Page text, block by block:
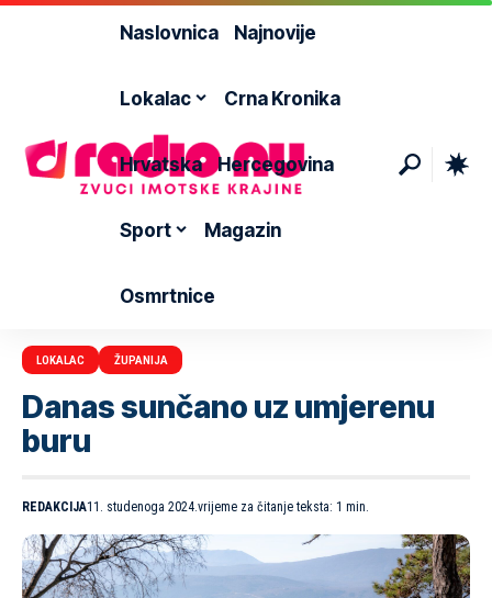
Naslovnica Najnovije
Lokalac Crna Kronika
Hrvatska Hercegovina
Sport Magazin
Osmrtnice
LOKALAC ŽUPANIJA
Danas sunčano uz umjerenu
buru
REDAKCIJA11. studenoga 2024.vrijeme za čitanje teksta: 1 min.